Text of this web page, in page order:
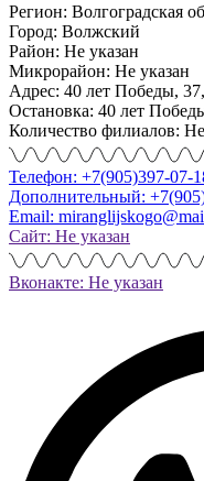
Регион: Волгоградская
Город: Волжский
Район: Не указан
Микрорайон: Не указан
Адрес: 40 лет Победы,
Остановка: 40 лет
Количество филиалов:
Телефон: +7(905)397-07-
Дополнительный:
Email:
Сайт: Не указан
Вконакте: Не указан